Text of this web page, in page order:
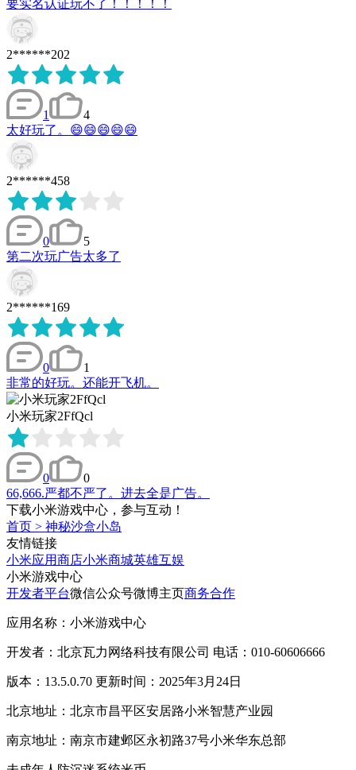
要实名认证玩不了！！！！！
2******202
1
4
太好玩了。😄😄😄😄😄
2******458
0
5
第二次玩广告太多了
2******169
0
1
非常的好玩。还能开飞机。
小米玩家2FfQcl
0
0
66,666.严都不严了。进去全是广告。
下载小米游戏中心，参与互动！
首页 > 神秘沙盒小岛
友情链接
小米应用商店小米商城英雄互娱
小米游戏中心
开发者平台微信公众号微博主页商务合作
应用名称：小米游戏中心
开发者：北京瓦力网络科技有限公司 电话：010-60606666
版本：13.5.0.70 更新时间：2025年3月24日
北京地址：北京市昌平区安居路小米智慧产业园
南京地址：南京市建邺区永初路37号小米华东总部